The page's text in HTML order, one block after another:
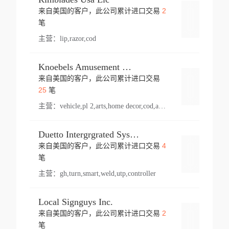
来自美国的客户，此公司累计进口交易 2
笔
主营： lip,razor,cod
Knoebels Amusement Resort
来自美国的客户，此公司累计进口交易
25笔
主营： vehicle,pl 2,arts,home decor,cod,amusement ride,sea
Duetto Intergrgrated Systems Inc.
来自美国的客户，此公司累计进口交易 4
笔
主营： gh,turn,smart,weld,utp,controller
Local Signguys Inc.
来自美国的客户，此公司累计进口交易 2
笔